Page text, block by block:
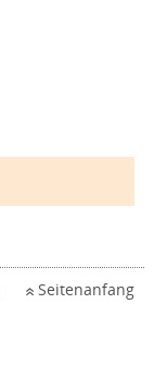
Seitenanfang